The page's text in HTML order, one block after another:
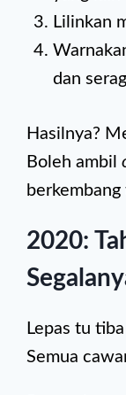
Lilinkan
dan
Hasilnya?
Boleh ambil
2020:
Lepas tu
Semua